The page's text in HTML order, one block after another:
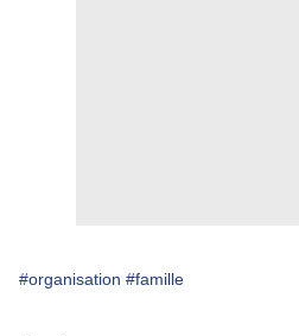
#organisation #famille